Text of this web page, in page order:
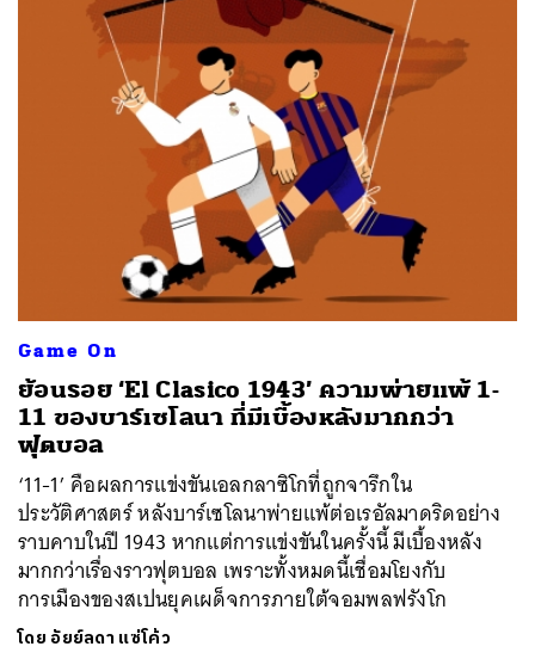
Game On
ย้อนรอย ‘El Clasico 1943’ ความพ่ายแพ้ 1-
11 ของบาร์เซโลนา ที่มีเบื้องหลังมากกว่า
ฟุตบอล
‘11-1’ คือผลการแข่งขันเอลกลาซิโกที่ถูกจารึกใน
ประวัติศาสตร์ หลังบาร์เซโลนาพ่ายแพ้ต่อเรอัลมาดริดอย่าง
ราบคาบในปี 1943 หากแต่การแข่งขันในครั้งนี้ มีเบื้องหลัง
มากกว่าเรื่องราวฟุตบอล เพราะทั้งหมดนี้เชื่อมโยงกับ
การเมืองของสเปนยุคเผด็จการภายใต้จอมพลฟรังโก
โดย อัยย์ลดา แซ่โค้ว
SHARE TWEET LINE EMAIL